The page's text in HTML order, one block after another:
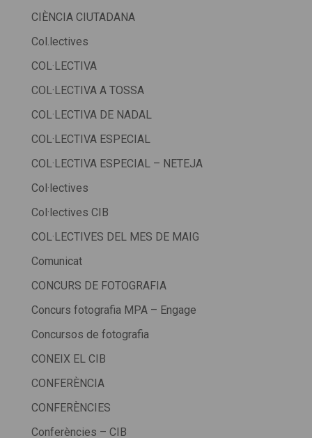
CIÈNCIA CIUTADANA
Col.lectives
COL·LECTIVA
COL·LECTIVA A TOSSA
COL·LECTIVA DE NADAL
COL·LECTIVA ESPECIAL
COL·LECTIVA ESPECIAL – NETEJA
Col·lectives
Col·lectives CIB
COL·LECTIVES DEL MES DE MAIG
Comunicat
CONCURS DE FOTOGRAFIA
Concurs fotografia MPA – Engage
Concursos de fotografia
CONEIX EL CIB
CONFERÈNCIA
CONFERÈNCIES
Conferències – CIB